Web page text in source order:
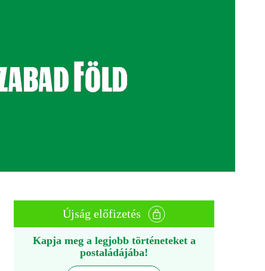
Újság előfizetés
Kapja meg a legjobb történeteket a
postaládájába!